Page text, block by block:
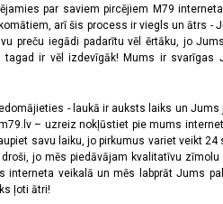
par saviem pircējiem M79
arī šis process ir viegls un ātrs
preču iegādi padarītu vēl ērtāku, jo
ir vēl izdevīgāk! Mums ir
- laukā ir auksts laiks un
– uzreiz nokļūstiet pie mums
savu laiku, jo pirkumus variet veikt
jo mēs piedāvājam kvalitatīvu
veikalā un mēs labprāt Jums
ļoti ātri!